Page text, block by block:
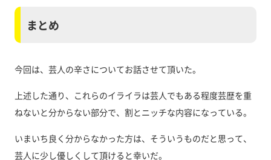
まとめ
今回は、芸人の辛さについてお話させて頂いた。
上述した通り、これらのイライラは芸人でもある程度芸歴を重
ねないと分からない部分で、割とニッチな内容になっている。
いまいち良く分からなかった方は、そういうものだと思って、
芸人に少し優しくして頂けると幸いだ。